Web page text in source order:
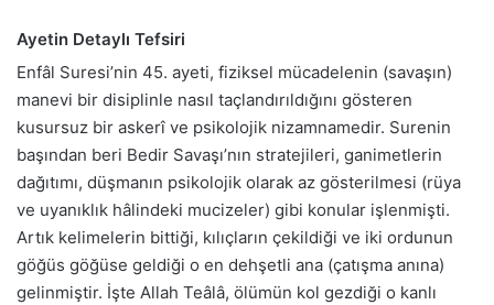
Ayetin Detaylı Tefsiri
Enfâl Suresi’nin 45. ayeti, fiziksel mücadelenin (savaşın)
manevi bir disiplinle nasıl taçlandırıldığını gösteren
kusursuz bir askerî ve psikolojik nizamnamedir. Surenin
başından beri Bedir Savaşı’nın stratejileri, ganimetlerin
dağıtımı, düşmanın psikolojik olarak az gösterilmesi (rüya
ve uyanıklık hâlindeki mucizeler) gibi konular işlenmişti.
Artık kelimelerin bittiği, kılıçların çekildiği ve iki ordunun
göğüs göğüse geldiği o en dehşetli ana (çatışma anına)
gelinmiştir. İşte Allah Teâlâ, ölümün kol gezdiği o kanlı